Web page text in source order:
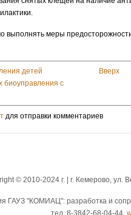
меры
детей
биоуправления с
Вверх
для отправки комментариев
© 2010-2024 г. | г. Кемерово,
ГАУЗ "КОМИАЦ": разработка и
тел. 8-3842-68-04-44.